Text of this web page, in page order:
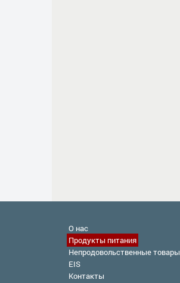
О нас
Продукты питания
Непродовольственные товары
EIS
Контакты